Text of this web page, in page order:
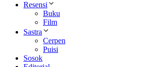
Resensi
Buku
Film
Sastra
Cerpen
Puisi
Sosok